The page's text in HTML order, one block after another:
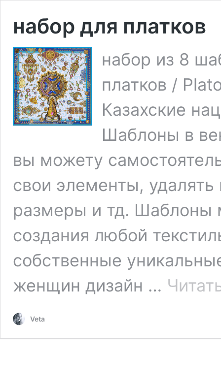
набор для платков
набор из 8
платков /
Казахские
Шаблоны в
вы можету
свои элементы,
размеры и тд. Шаблоны
создания любой
собственные
женщин дизайн …
Veta